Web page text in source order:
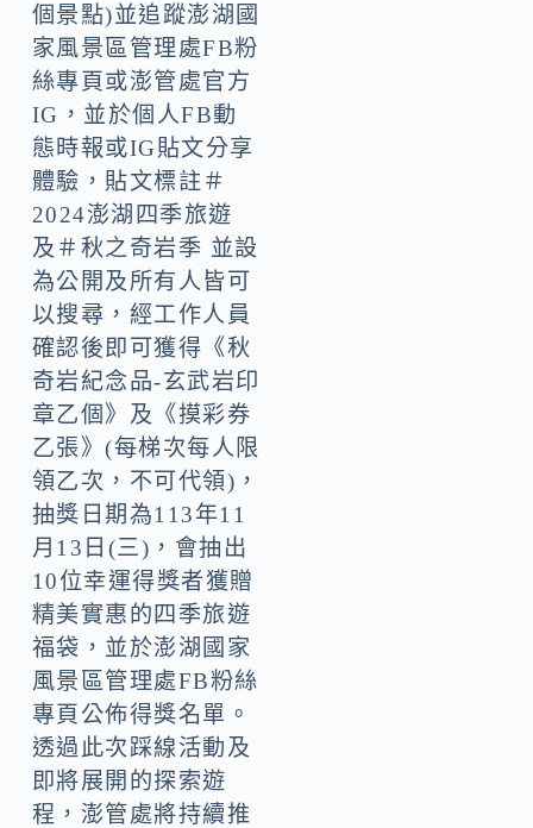
個景點)並追蹤澎湖國
家風景區管理處FB粉
絲專頁或澎管處官方
IG，並於個人FB動
態時報或IG貼文分享
體驗，貼文標註＃
2024澎湖四季旅遊
及＃秋之奇岩季 並設
為公開及所有人皆可
以搜尋，經工作人員
確認後即可獲得《秋
奇岩紀念品-玄武岩印
章乙個》及《摸彩券
乙張》(每梯次每人限
領乙次，不可代領)，
抽獎日期為113年11
月13日(三)，會抽出
10位幸運得獎者獲贈
精美實惠的四季旅遊
福袋，並於澎湖國家
風景區管理處FB粉絲
專頁公佈得獎名單。
透過此次踩線活動及
即將展開的探索遊
程，澎管處將持續推